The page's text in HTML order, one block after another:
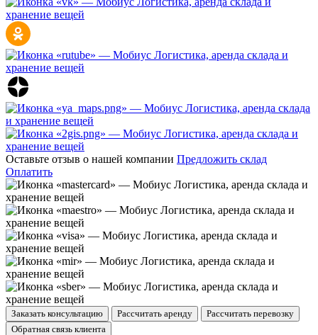
Оставьте отзыв о нашей компании Предложить склад
Оплатить
Заказать консультацию Рассчитать аренду
Рассчитать перевозку
Обратная связь клиента